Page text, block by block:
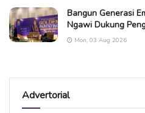
Bangun Generasi
Ngawi Dukung
Mon, 03 Aug 2026
Advertorial